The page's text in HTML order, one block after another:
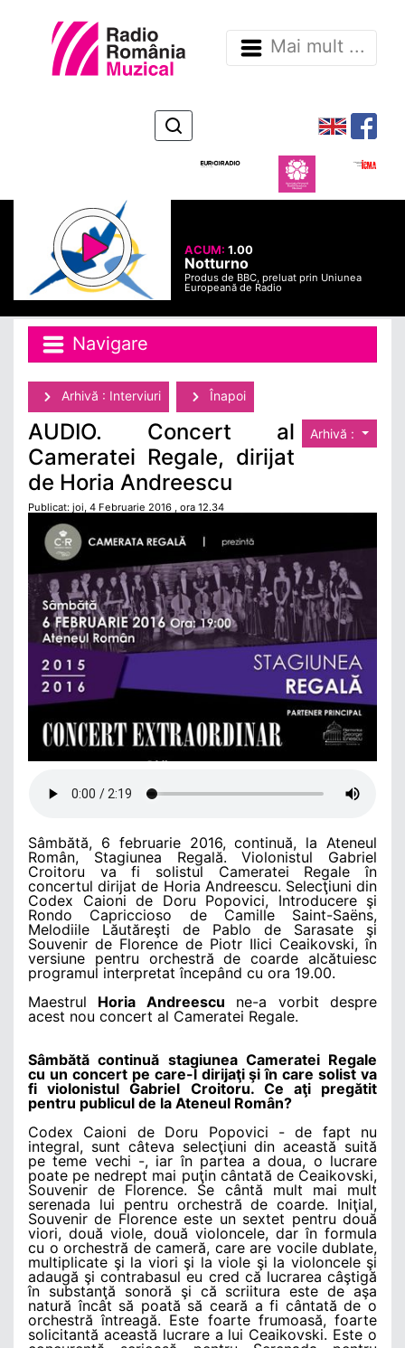
Mai mult ...
ACUM:1.00
Notturno
Produs de BBC, preluat prin Uniunea
Europeană de Radio
Navigare
Arhivă : Interviuri Înapoi
Arhivă :
AUDIO. Concert al
Cameratei Regale, dirijat
de Horia Andreescu
Publicat: joi, 4 Februarie 2016 , ora 12.34
Sâmbătă, 6 februarie 2016, continuă, la Ateneul
Român, Stagiunea Regală. Violonistul Gabriel
Croitoru va fi solistul Cameratei Regale în
concertul dirijat de Horia Andreescu. Selecţiuni din
Codex Caioni de Doru Popovici, Introducere şi
Rondo Capriccioso de Camille Saint-Saëns,
Melodiile Lăutăreşti de Pablo de Sarasate şi
Souvenir de Florence de Piotr Ilici Ceaikovski, în
versiune pentru orchestră de coarde alcătuiesc
programul interpretat începând cu ora 19.00.
Maestrul Horia Andreescu ne-a vorbit despre
acest nou concert al Cameratei Regale.
Sâmbătă continuă stagiunea Cameratei Regale
cu un concert pe care-l dirijaţi şi în care solist va
fi violonistul Gabriel Croitoru. Ce aţi pregătit
pentru publicul de la Ateneul Român?
Codex Caioni de Doru Popovici - de fapt nu
integral, sunt câteva selecţiuni din această suită
pe teme vechi -, iar în partea a doua, o lucrare
poate pe nedrept mai puţin cântată de Ceaikovski,
Souvenir de Florence. Se cântă mult mai mult
serenada lui pentru orchestră de coarde. Iniţial,
Souvenir de Florence este un sextet pentru două
viori, două viole, două violoncele, dar în formula
cu o orchestră de cameră, care are vocile dublate,
multiplicate şi la viori şi la viole şi la violoncele şi
adaugă şi contrabasul eu cred că lucrarea câştigă
în substanţă sonoră şi că scriitura este de aşa
natură încât să poată să ceară a fi cântată de o
orchestră întreagă. Este foarte frumoasă, foarte
solicitantă această lucrare a lui Ceaikovski. Este o